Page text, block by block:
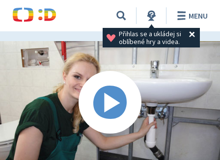
Přihlas se a ukládej si
oblíbené hry a videa.
MENU